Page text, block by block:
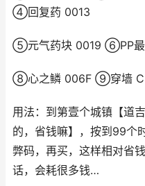
④回复药 0013
⑤元气药块 0019 ⑥PP
⑧心之鳞 006F ⑨穿墙
用法：到第壹个城镇【道
的，省钱嘛】，按到99个
弊码，再买，这样相对省
话，会耗很多钱…